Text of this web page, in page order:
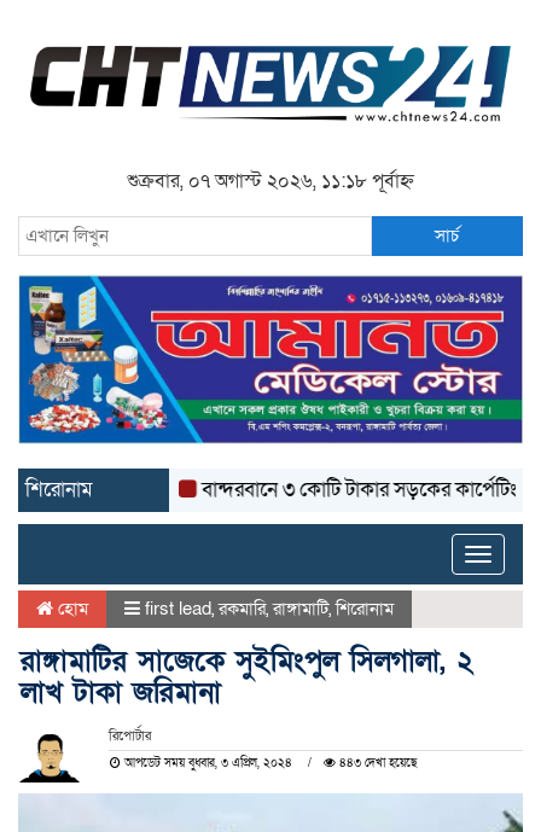
শুক্রবার, ০৭ অগাস্ট ২০২৬, ১১:১৮ পূর্বাহ্ন
সার্চ
শিরোনাম বান্দরবানে ৩ কোটি টাকার সড়কের কার্পেটিং উঠে
Toggle
হোম first lead,রকমারি,রাঙ্গামাটি,শিরোনাম
রাঙ্গামাটির সাজেকে সুইমিংপুল সিলগালা, ২
লাখ টাকা জরিমানা
রিপোর্টার
আপডেট সময় বুধবার, ৩ এপ্রিল, ২০২৪ ৪৪৩ দেখা হয়েছে